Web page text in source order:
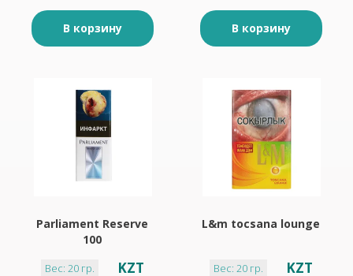
В корзину В корзину
Parliament Reserve
100
Вес: 20 гр. KZT
L&m tocsana lounge
Вес: 20 гр. KZT